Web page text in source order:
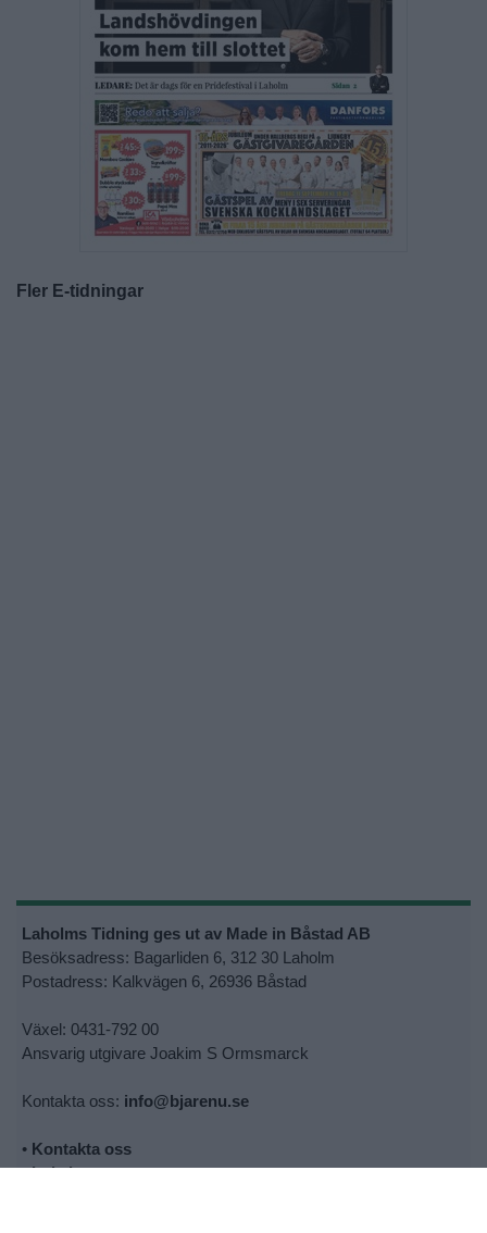
Fler E-tidningar
Laholms Tidning ges ut av Made in Båstad AB
Besöksadress: Bagarliden 6, 312 30 Laholm
Postadress: Kalkvägen 6, 26936 Båstad
Växel: 0431-792 00
Ansvarig utgivare Joakim S Ormsmarck
Kontakta oss: info@bjarenu.se
• Kontakta oss
•Lokalsupporter